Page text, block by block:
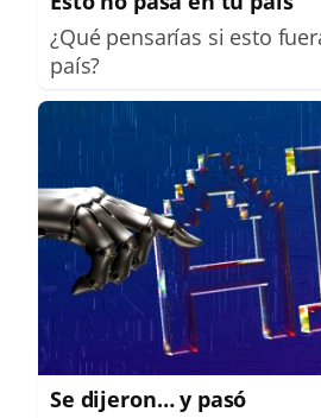
¿Qué pensarías si esto
país?
Se dijeron… y pasó